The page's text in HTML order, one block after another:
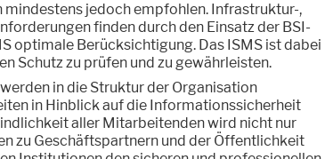
jedoch empfohlen. Infrastruktur-,
finden durch den Einsatz der BSI-
optimale Berücksichtigung. Das ISMS ist dabei
Schutz zu prüfen und zu gewährleisten.
in die Struktur der Organisation
in Hinblick auf die Informationssicherheit
aller Mitarbeitenden wird nicht nur
zu Geschäftspartnern und der Öffentlichkeit